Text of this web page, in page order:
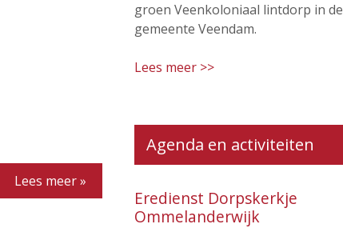
Lees meer »
groen Veenkoloniaal lintdorp in de
gemeente Veendam.
Lees meer >>
Agenda en activiteiten
Eredienst Dorpskerkje
Ommelanderwijk